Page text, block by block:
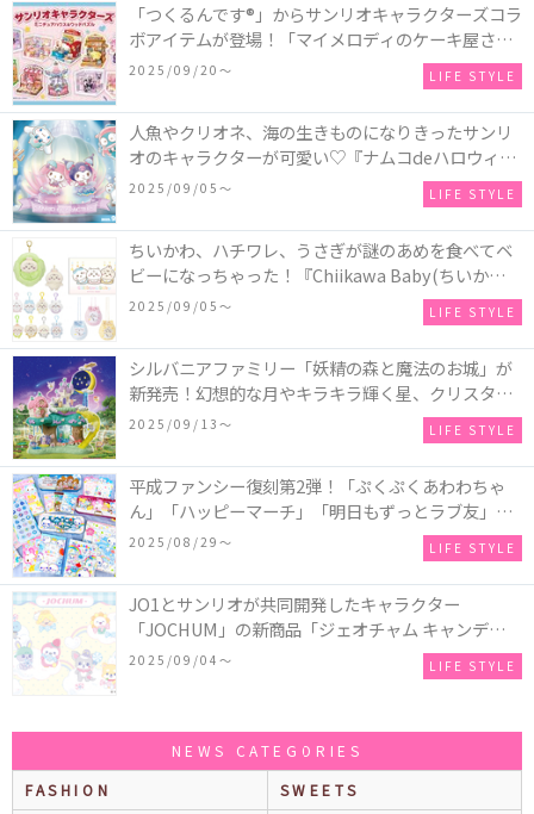
「つくるんです®」からサンリオキャラクターズコラ
ボアイテムが登場！「マイメロディのケーキ屋さ
ん」などミニチュアハウス8種類と、「シナモロール
のメリーゴーランド」などオルゴールで動く仕掛け
付きのウッドパズル2種類♪
2025/09/20〜 LIFE STYLE
人魚やクリオネ、海の生きものになりきったサンリ
オのキャラクターが可愛い♡『ナムコdeハロウィン
2025～マーメイドファンタジー～』全国のアミュー
ズメント施設「ナムコ」「ナムコオンラインクレー
ン」で開催！
2025/09/05〜 LIFE STYLE
ちいかわ、ハチワレ、うさぎが謎のあめを食べてベ
ビーになっちゃった！『Chiikawa Baby(ちいかわベ
ビー)』の催事を全国14か所で開催！
2025/09/05〜 LIFE STYLE
シルバニアファミリー「妖精の森と魔法のお城」が
新発売！幻想的な月やキラキラ輝く星、クリスタル
などの装飾がお城を彩る♡
2025/09/13〜 LIFE STYLE
平成ファンシー復刻第2弾！「ぷくぷくあわわちゃ
ん」「ハッピーマーチ」「明日もずっとラブ友」な
どの「カンペンケース」や「遊べるメモ帳」が発売
2025/08/29〜 LIFE STYLE
JO1とサンリオが共同開発したキャラクター
「JOCHUM」の新商品「ジェオチャム キャンディデ
ザインシリーズ」が発売！一部店舗限定で特別装飾
2025/09/04〜 LIFE STYLE
NEWS CATEGORIES
FASHION
SWEETS